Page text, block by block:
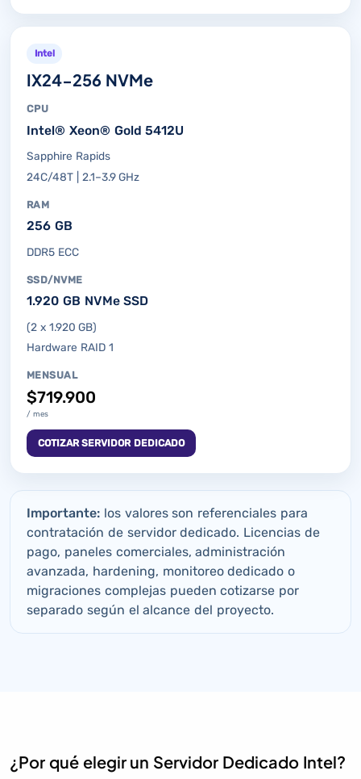
Intel
IX24-256 NVMe
CPU
Intel® Xeon® Gold 5412U
Sapphire Rapids
24C/48T | 2.1–3.9 GHz
RAM
256 GB
DDR5 ECC
SSD/NVME
1.920 GB NVMe SSD
(2 x 1.920 GB)
Hardware RAID 1
MENSUAL
$719.900
/ mes
COTIZAR SERVIDOR DEDICADO
Importante: los valores son referenciales para
contratación de servidor dedicado. Licencias de
pago, paneles comerciales, administración
avanzada, hardening, monitoreo dedicado o
migraciones complejas pueden cotizarse por
separado según el alcance del proyecto.
¿Por qué elegir un Servidor Dedicado Intel?